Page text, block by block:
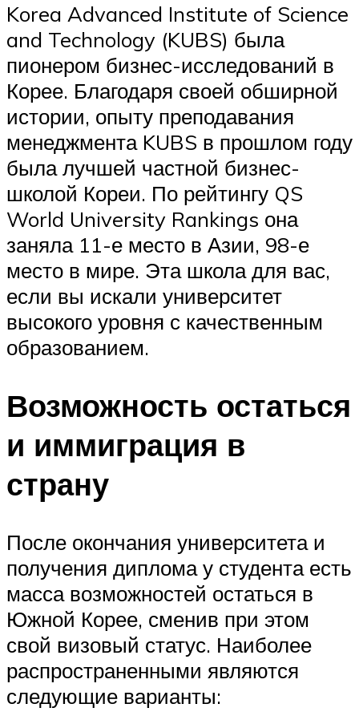
Korea Advanced Institute of Science
and Technology (KUBS) была
пионером бизнес-исследований в
Корее. Благодаря своей обширной
истории, опыту преподавания
менеджмента KUBS в прошлом году
была лучшей частной бизнес-
школой Кореи. По рейтингу QS
World University Rankings она
заняла 11-е место в Азии, 98-е
место в мире. Эта школа для вас,
если вы искали университет
высокого уровня с качественным
образованием.
Возможность остаться
и иммиграция в
страну
После окончания университета и
получения диплома у студента есть
масса возможностей остаться в
Южной Корее, сменив при этом
свой визовый статус. Наиболее
распространенными являются
следующие варианты: